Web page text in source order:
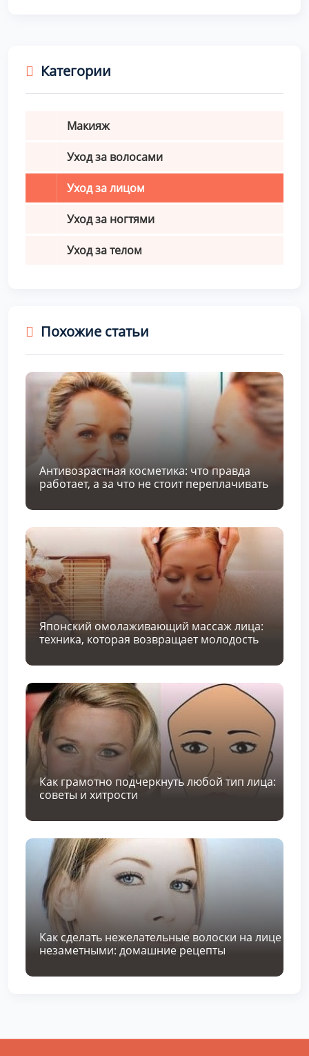
Категории
Макияж
Уход за волосами
Уход за лицом
Уход за ногтями
Уход за телом
Похожие статьи
Антивозрастная косметика: что правда
работает, а за что не стоит переплачивать
Японский омолаживающий массаж лица:
техника, которая возвращает молодость
Как грамотно подчеркнуть любой тип лица:
советы и хитрости
Как сделать нежелательные волоски на лице
незаметными: домашние рецепты